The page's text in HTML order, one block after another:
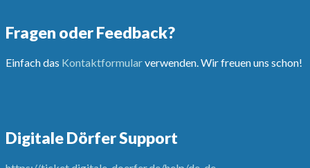
Fragen oder Feedback?
Einfach das Kontaktformularverwenden. Wir freuen uns schon!
Digitale Dörfer Support